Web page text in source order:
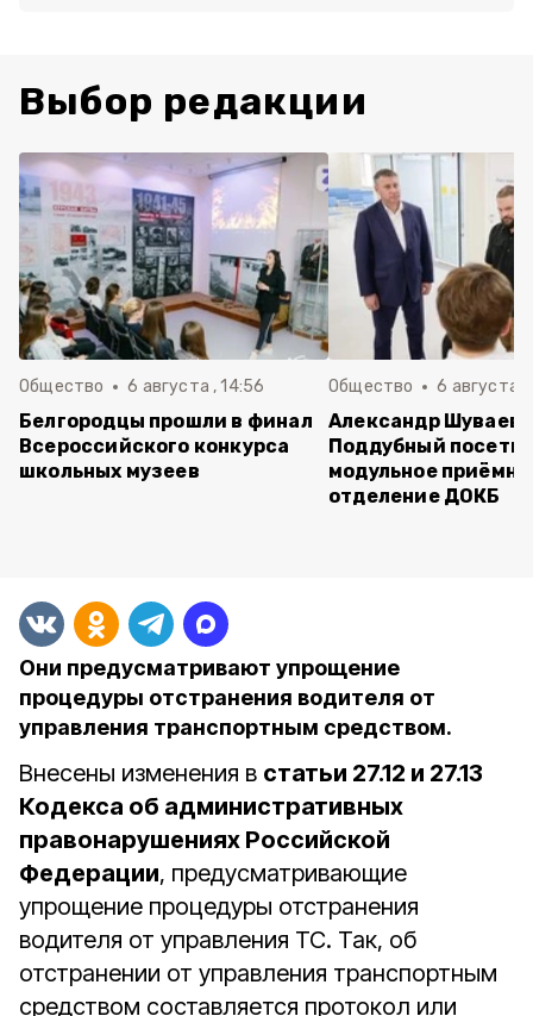
Выбор редакции
Общество 6 августа , 14:56
Белгородцы прошли в финал
Всероссийского конкурса
школьных музеев
Общество 6 августа ,
Александр Шуваев
Поддубный
модульное
отделение ДОКБ
Они предусматривают упрощение
процедуры отстранения водителя от
управления транспортным средством.
Внесены изменения в статьи 27.12 и 27.13
Кодекса об административных
правонарушениях Российской
Федерации, предусматривающие
упрощение процедуры отстранения
водителя от управления ТС. Так, об
отстранении от управления транспортным
средством составляется протокол или